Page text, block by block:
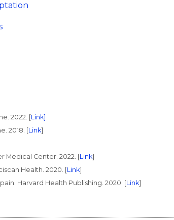
2022. [Link]
2018. [Link]
Medical Center. 2022. [Link]
Health. 2020. [Link]
Harvard Health Publishing. 2020. [Link]